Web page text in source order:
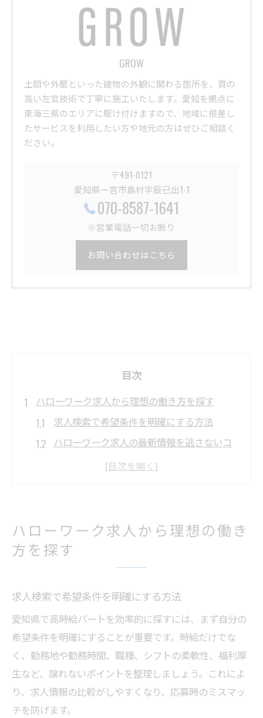
GROW
土間や外壁といった建物の外観に関わる箇所を、質の
高い左官技術で丁寧に施工いたします。愛知を拠点に
東海三県のエリアに駆け付けますので、地域に根差し
たサービスを利用したい方や地元の方はぜひご相談く
ださい。
〒491-0121
愛知県一宮市島村字辰已出1-1
070-8587-1641
※営業電話一切お断り
お問い合わせはこちら
目次
ハローワーク求人から理想の働き方を探す
求人検索で希望条件を明確にする方法
ハローワーク求人の最新情報を逃さないコ
パート求人を見極めるための注目ポイント
高時給パート求人を効率的に見極める秘訣
愛知県求人で高時給パートを探す基準とは
ハローワーク求人の時給比較のポイント
求人情報の福利厚生や手当に注目する理由
愛知県で求人情報を最大限活用する方法
求人検索で愛知県内の案件を網羅するコツ
求人情報で働き方を比較するポイント
ハローワーク求人から理想の働き
方を探す
求人検索で希望条件を明確にする方法
愛知県で高時給パートを効率的に探すには、まず自分の
希望条件を明確にすることが重要です。時給だけでな
く、勤務地や勤務時間、職種、シフトの柔軟性、福利厚
生など、譲れないポイントを整理しましょう。これによ
り、求人情報の比較がしやすくなり、応募時のミスマッ
チを防げます。